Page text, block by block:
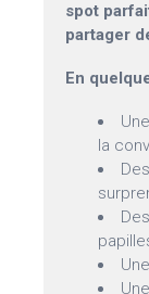
spot
partager
En
la